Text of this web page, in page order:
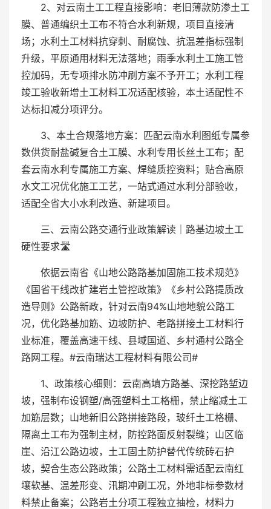
2、对云南土工工程直接影响：老旧薄款防渗土工
膜、普通编织土工布不符合水利新规，项目直接清
场；水利土工材料抗穿刺、耐腐蚀、抗温差指标强制
升级，平原通用材料无法落地；雨季水利土工施工管
控加码，无专项排水防冲刷方案不予开工；水利工程
竣工验收新增土工材料工况适配核验，本土适配性不
达标扣减分项评分。
3、本土合规落地方案：匹配云南水利图纸专属参
数供货耐盐碱复合土工膜、水利专用长丝土工布；配
套云南水利专属施工方案、焊缝质控资料；贴合高原
水文工况优化施工工艺，一站式通过水利分部验收，
适配全省大小水利改造、新建项目。
三、云南公路交通行业政策解读｜路基边坡土工
硬性要求🛣️
依据云南省《山地公路路基加固施工技术规范》
《国省干线改扩建岩土管控政策》《乡村公路提质改
造导则》公路新政，针对云南94%山地地貌公路工
况，优化路基加筋、边坡防护、老路拼接土工材料行
业标准，覆盖高速干线、县域国道、乡村通村公路全
路网工程。#云南瑞达工程材料有限公司#
1、政策核心细则：云南高填方路基、深挖路堑边
坡，强制布设钢塑/高强塑料土工格栅，禁止缩减土工
加筋层数；山地新旧公路拼接路段，玻纤土工格栅、
隔离土工布为强制主材，防控路面反射裂缝；山区临
崖、沿江公路边坡，土工固土防护替代传统砖石护
坡，契合生态公路政策；公路土工材料需适配云南红
壤软基、温差形变、汛期冲刷工况，外地非标参数材
料禁止备案；公路岩土分项工程独立抽检，材料力